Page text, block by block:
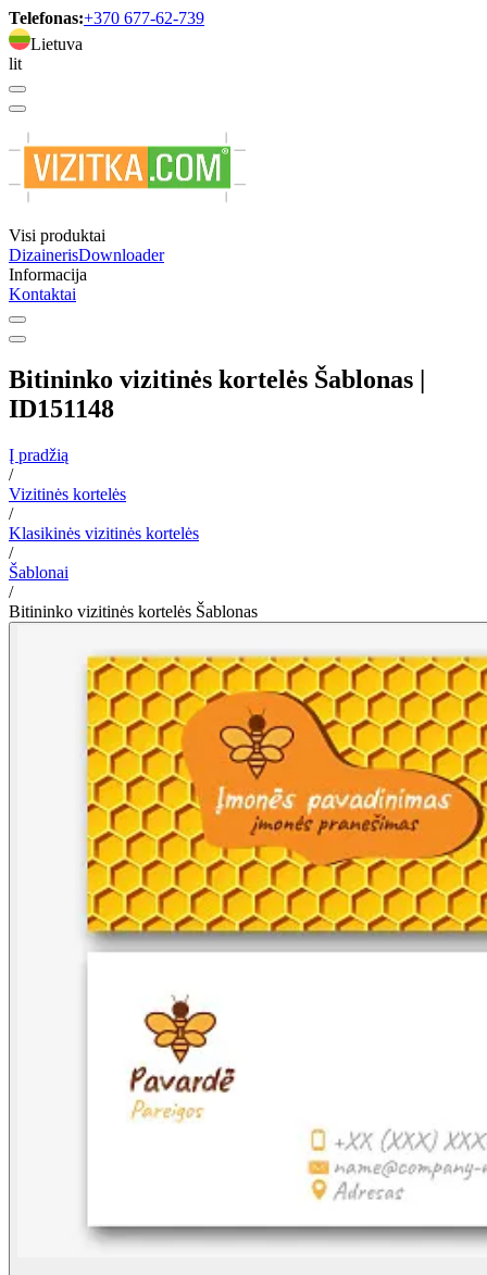
Telefonas:+370 677-62-739
Lietuva
lit
Visi produktai
DizainerisDownloader
Informacija
Kontaktai
Bitininko vizitinės kortelės Šablonas |
ID151148
Į pradžią
/
Vizitinės kortelės
/
Klasikinės vizitinės kortelės
/
Šablonai
/
Bitininko vizitinės kortelės Šablonas